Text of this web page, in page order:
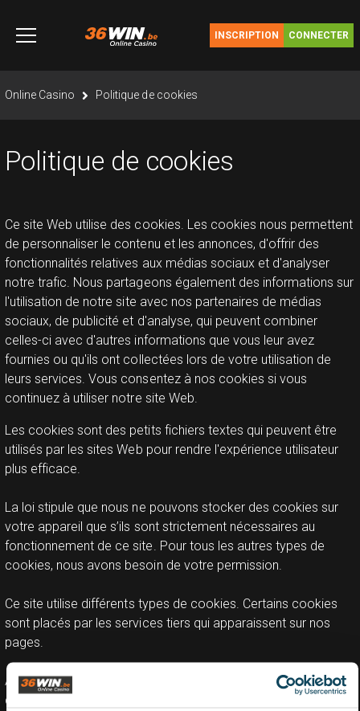
contenu
INSCRIPTION CONNECTER
Online Casino Politique de cookies
Politique de cookies
Ce site Web utilise des cookies. Les cookies nous permettent
de personnaliser le contenu et les annonces, d'offrir des
fonctionnalités relatives aux médias sociaux et d'analyser
notre trafic. Nous partageons également des informations sur
l'utilisation de notre site avec nos partenaires de médias
sociaux, de publicité et d'analyse, qui peuvent combiner
celles-ci avec d'autres informations que vous leur avez
fournies ou qu'ils ont collectées lors de votre utilisation de
leurs services. Vous consentez à nos cookies si vous
continuez à utiliser notre site Web.
Les cookies sont des petits fichiers textes qui peuvent être
utilisés par les sites Web pour rendre l'expérience utilisateur
plus efficace.
La loi stipule que nous ne pouvons stocker des cookies sur
votre appareil que s’ils sont strictement nécessaires au
fonctionnement de ce site. Pour tous les autres types de
cookies, nous avons besoin de votre permission.
Ce site utilise différents types de cookies. Certains cookies
sont placés par les services tiers qui apparaissent sur nos
pages.
À tout moment, vous pouvez modifier ou retirer votre
consentement dès la Déclaration relative aux cookies sur